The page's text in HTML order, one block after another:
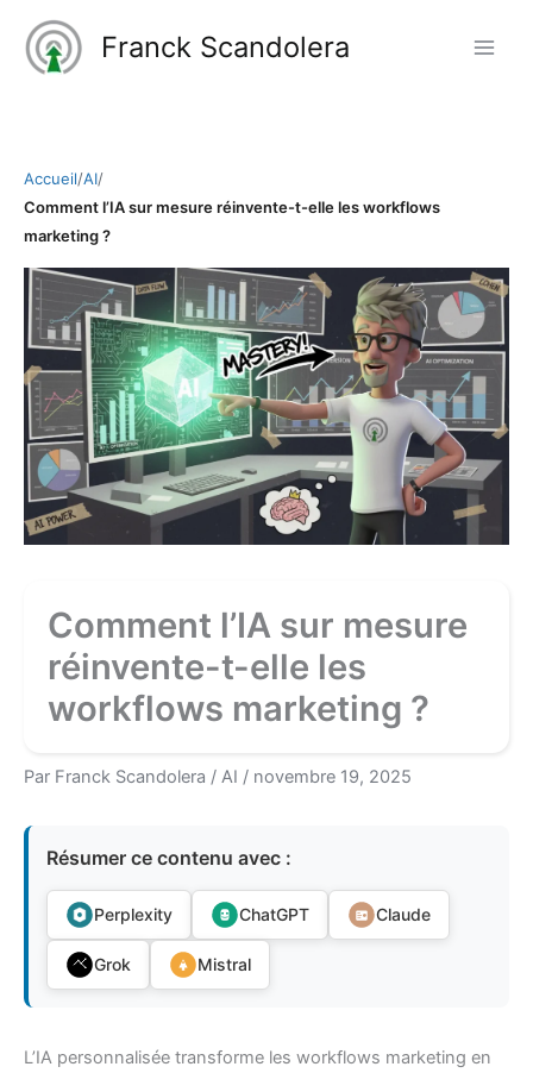
contenu
Franck Scandolera
Accueil/AI/
Comment l’IA sur mesure réinvente-t-elle les workflows
marketing ?
Comment l’IA sur mesure
réinvente-t-elle les
workflows marketing ?
Par Franck Scandolera / AI / novembre 19, 2025
Résumer ce contenu avec :
Perplexity ChatGPT Claude
Grok Mistral
L’IA personnalisée transforme les workflows marketing en